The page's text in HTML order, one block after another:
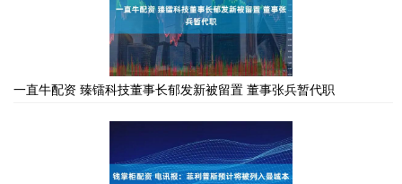
一直牛配资 臻镭科技董事长郁发新被留置 董事张兵暂代职